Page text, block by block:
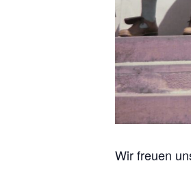
Wir freuen